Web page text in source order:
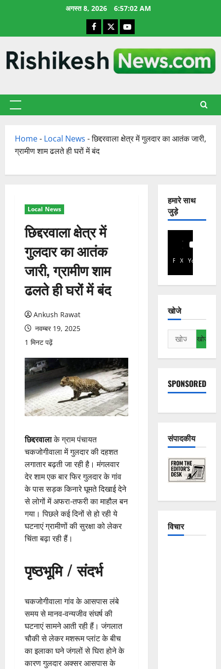
अगस्त 8, 2026 6:57:03 AM
Facebook
X YouTube
प्राथमिक
Home- Local News -छिद्दरवाला क्षेत्र में गुलदार का आतंक जारी,
ग्रामीण शाम ढलते ही घरों में बंद
Local News
छिद्दरवाला क्षेत्र में
गुलदार का आतंक
जारी, ग्रामीण शाम
ढलते ही घरों में बंद
Ankush Rawat
नवम्बर 19, 2025
1 मिनट पढ़ें
छिद्दरवालाके ग्राम पंचायत
चकजोगीवाला में गुलदार की दहशत
लगातार बढ़ती जा रही है। मंगलवार
देर शाम एक बार फिर गुलदार के गांव
के पास सड़क किनारे घूमते दिखाई देने
से लोगों में अफरा-तफरी का माहौल बन
गया। पिछले कई दिनों से हो रही ये
घटनाएं ग्रामीणों की सुरक्षा को लेकर
चिंता बढ़ा रही हैं।
पृष्ठभूमि / संदर्भ
चकजोगीवाला गांव के आसपास लंबे
समय से मानव-वन्यजीव संघर्ष की
घटनाएं सामने आती रही हैं। जंगलात
चौकी से लेकर मशरूम प्लांट के बीच
का इलाका घने जंगलों से घिरा होने के
कारण गुलदार अक्सर आसपास के
हमारे साथ
जुड़े
Facebook
X YouTube
खोजे
निम्न
को
खोजें:
SPONSORED
संपादकीय
विचार